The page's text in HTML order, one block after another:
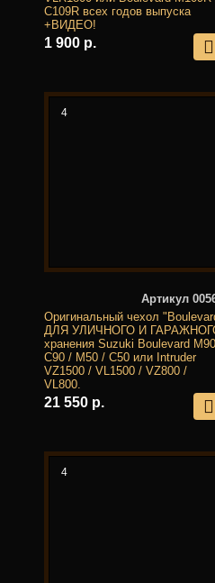
C109R всех годов выпуска
+ВИДЕО!
1 900 р.
4
Артикул
Оригинальный чехол
ДЛЯ УЛИЧНОГО И
хранения Suzuki Boulevard
C90 / M50 / C50 или Intruder
VZ1500 / VL1500 / VZ800 /
VL800.
21 550 р.
4